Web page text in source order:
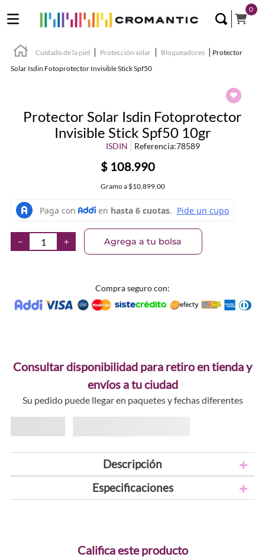
0
Cuidado de la piel Protección solar Bloqueadores
Protector
Solar Isdin Fotoprotector Invisible Stick Spf50
Protector Solar Isdin Fotoprotector
Invisible Stick Spf50 10gr
ISDIN Referencia:78589
$ 108.990
Gramoa $10,899.00
＋
－ Agrega a tu bolsa
Compra seguro con:
Consultar disponibilidad para retiro en tienda y
envíos a tu ciudad
Su pedido puede llegar en paquetes y fechas diferentes
Descripción
Especificaciones
Califica este producto